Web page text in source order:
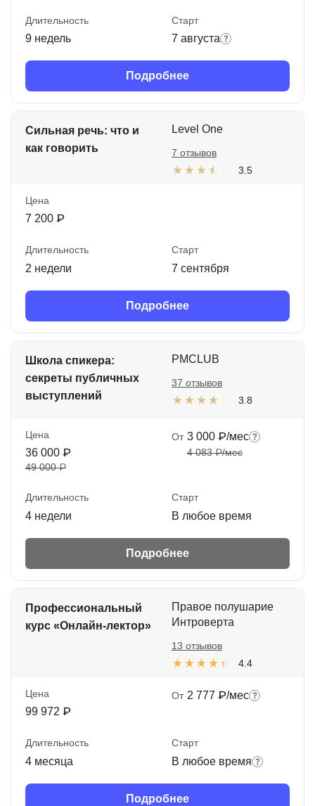
Длительность
9 недель
Старт
7 августа
Подробнее
Сильная речь: что и
как говорить
Level One
3.5
7 отзывов
Цена
7 200 ₽
Длительность
2 недели
Старт
7 сентября
Подробнее
Школа спикера:
секреты публичных
выступлений
PMCLUB
3.8
37 отзывов
Цена
36 000 ₽
49 000 ₽
От 3 000 ₽/мес
4 083 ₽/мес
Длительность
4 недели
Старт
В любое время
Подробнее
Профессиональный
курс «Онлайн-лектор»
Правое полушарие
Интроверта
4.4
13 отзывов
Цена
99 972 ₽
От 2 777 ₽/мес
Длительность
4 месяца
Старт
В любое время
Подробнее